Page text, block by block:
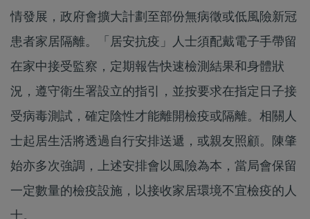
情發展，政府會擴大計劃至部份無病徵或低風險新冠
患者家居隔離。「居安抗疫」人士須配戴電子手帶留
在家中接受監察，定期報告快速檢測結果和身體狀
況，遵守衛生署設立的指引，並按要求在指定日子接
受病毒測試，確定陰性才能離開檢疫或隔離。相關人
士起居生活將透過自行安排送遞，或親友照顧。陳肇
始亦多次強調，上述安排會以風險為本，當局會保留
一定數量的檢疫設施，以接收家居環境不宜檢疫的人
士。